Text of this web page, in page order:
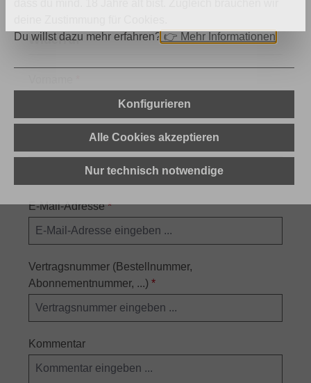
Widerruf
E-Mail-Adresse*
Vertragsnummer (Bestellnummer,
Abonnementnummer, ...) *
Kommentar
Du willst dazu mehr erfahren? 👉 Mehr Informationen
Konfigurieren
Alle Cookies akzeptieren
Nur technisch notwendige